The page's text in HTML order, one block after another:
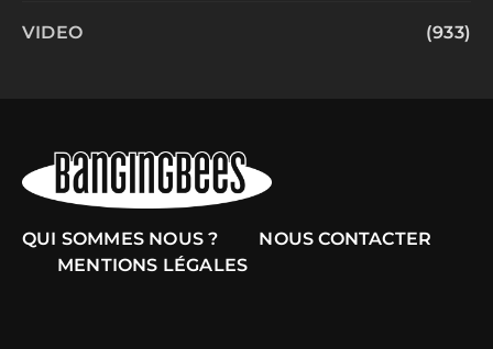
VIDEO (933)
QUI SOMMES NOUS ?
NOUS CONTACTER
MENTIONS LÉGALES